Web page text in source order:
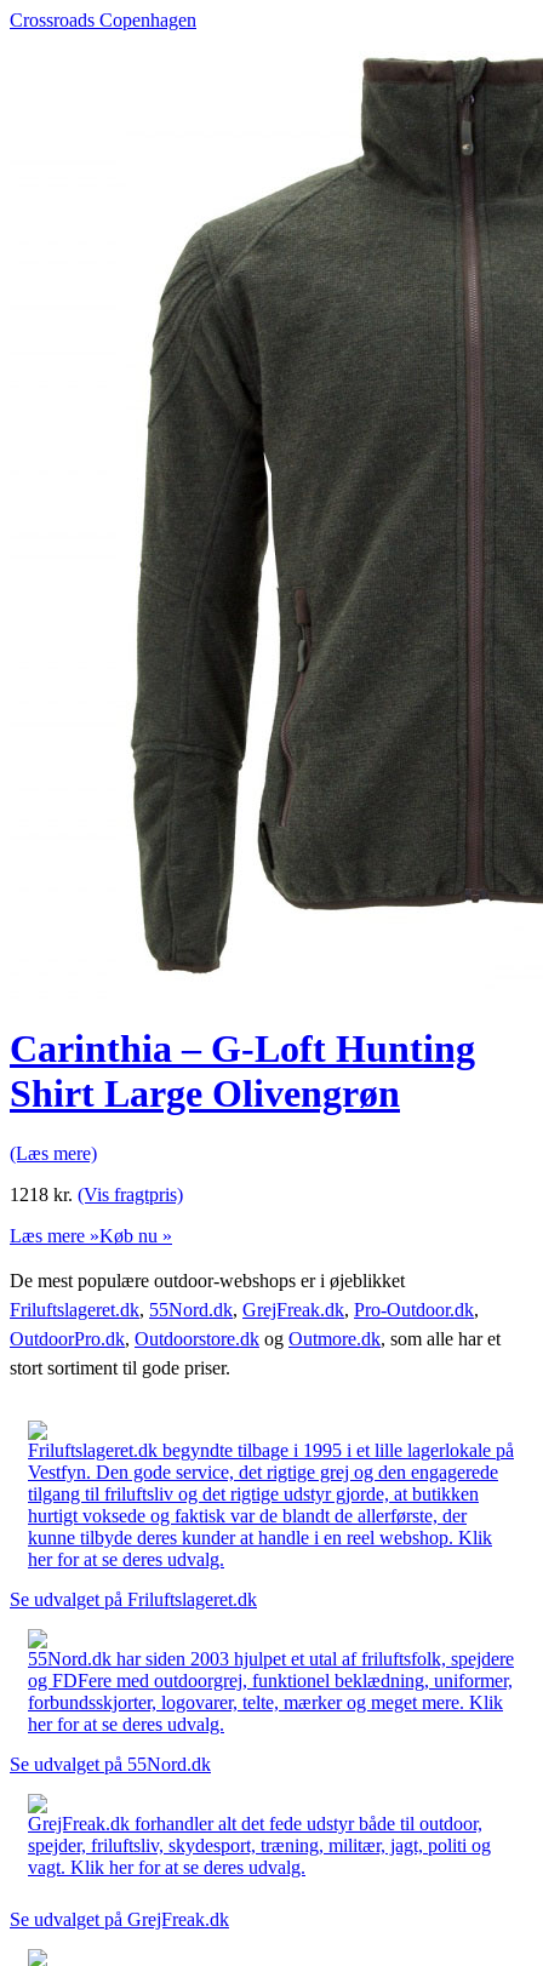
Crossroads Copenhagen
Carinthia – G-Loft Hunting
Shirt Large Olivengrøn
(Læs mere)
1218 kr. (Vis fragtpris)
Læs mere »Køb nu »
De mest populære outdoor-webshops er i øjeblikket
Friluftslageret.dk, 55Nord.dk, GrejFreak.dk, Pro-Outdoor.dk,
OutdoorPro.dk, Outdoorstore.dk og Outmore.dk, som alle har et
stort sortiment til gode priser.
Friluftslageret.dk begyndte tilbage i 1995 i et lille lagerlokale på
Vestfyn. Den gode service, det rigtige grej og den engagerede
tilgang til friluftsliv og det rigtige udstyr gjorde, at butikken
hurtigt voksede og faktisk var de blandt de allerførste, der
kunne tilbyde deres kunder at handle i en reel webshop. Klik
her for at se deres udvalg.
Se udvalget på Friluftslageret.dk
55Nord.dk har siden 2003 hjulpet et utal af friluftsfolk, spejdere
og FDFere med outdoorgrej, funktionel beklædning, uniformer,
forbundsskjorter, logovarer, telte, mærker og meget mere. Klik
her for at se deres udvalg.
Se udvalget på 55Nord.dk
GrejFreak.dk forhandler alt det fede udstyr både til outdoor,
spejder, friluftsliv, skydesport, træning, militær, jagt, politi og
vagt. Klik her for at se deres udvalg.
Se udvalget på GrejFreak.dk